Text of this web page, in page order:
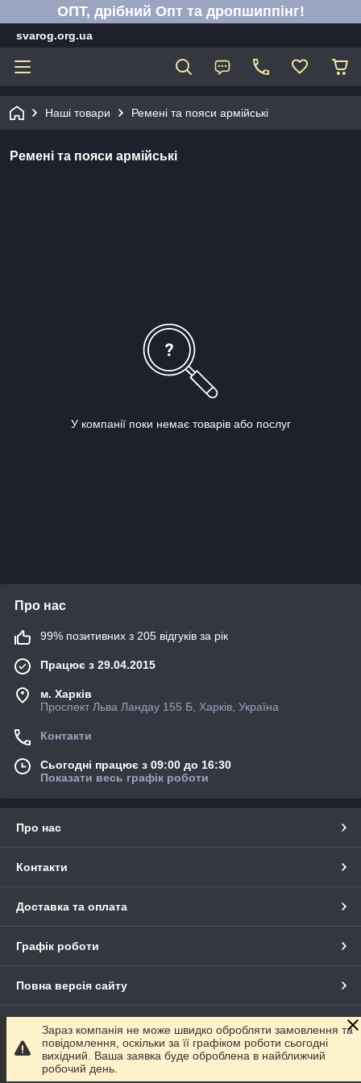
ОПТ, дрібний Опт та дропшиппінг!
svarog.org.ua
Наші товари Ремені та пояси армійські
Ремені та пояси армійські
У компанії поки немає товарів або послуг
Про нас
99% позитивних з 205 відгуків за рік
Працює з 29.04.2015
м. Харків
Проспект Льва Ландау 155 Б, Харків, Україна
Контакти
Сьогодні працює з 09:00 до 16:30
Показати весь графік роботи
Про нас
Контакти
Доставка та оплата
Графік роботи
Повна версія сайту
Сайт створено на маркетплейсіProm.ua
Політика конфіденційності
Зараз компанія не може швидко обробляти замовлення та
повідомлення, оскільки за її графіком роботи сьогодні
вихідний. Ваша заявка буде оброблена в найближчий
робочий день.